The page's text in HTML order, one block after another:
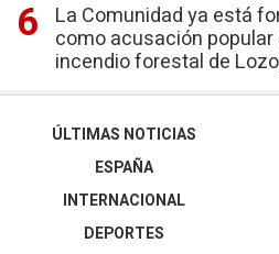
La Comunidad ya está
como acusación popular
incendio forestal de
ÚLTIMAS NOTICIAS
ESPAÑA
INTERNACIONAL
DEPORTES